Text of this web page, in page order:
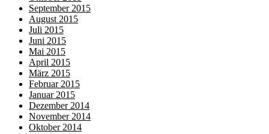
September 2015
August 2015
Juli 2015
Juni 2015
Mai 2015
April 2015
März 2015
Februar 2015
Januar 2015
Dezember 2014
November 2014
Oktober 2014